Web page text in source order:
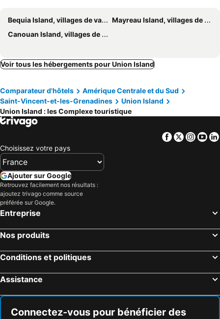
Bequia Island, villages de vacances
Mayreau Island, villages de vacances
Canouan Island, villages de vacances
Voir tous les hébergements pour Union Island
Comparateur d'hôtels
Amérique Centrale et du Sud
Saint-Vincent-et-les-Grenadines
Union Island
Union Island : les Complexe touristique
Facebook
Twitter
Choisissez votre pays
Ajouter sur Google
Retrouvez facilement nos résultats :
ajoutez trivago comme source
préférée sur Google.
Entreprise
Nos produits
Conditions et politiques
Assistance
Connectez-vous pour bénéficier des